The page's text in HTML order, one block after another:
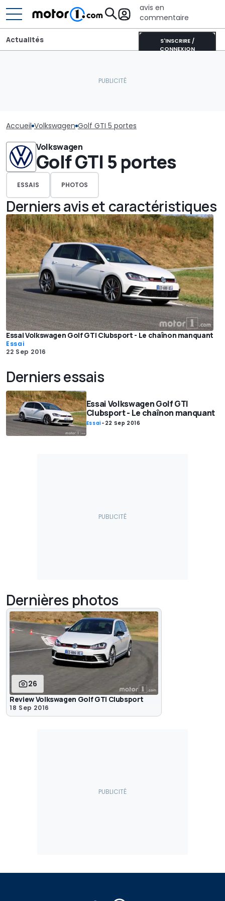
avis en
commentaire
S'INSCRIRE /
CONNEXION
Actualités
Accueil Volkswagen Golf GTI 5 portes
Volkswagen
Golf GTI 5 portes
ESSAIS PHOTOS
Derniers avis et caractéristiques
Essai Volkswagen Golf GTI Clubsport - Le chaînon manquant
Essai
22 Sep 2016
Derniers essais
Essai Volkswagen Golf GTI
Clubsport - Le chaînon manquant
Essai- 22 Sep 2016
Dernières photos
26
Review Volkswagen Golf GTI Clubsport
18 Sep 2016